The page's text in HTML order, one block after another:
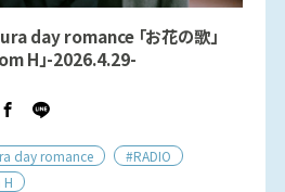
day romance 「お花の歌」
H」-2026.4.29-
day romance
#RADIO